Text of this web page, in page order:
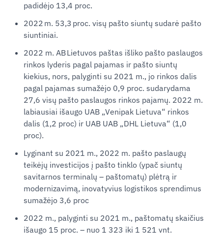
padidėjo 13,4 proc.
2022 m. 53,3 proc. visų pašto siuntų sudarė pašto
siuntiniai.
2022 m. AB Lietuvos paštas išliko pašto paslaugos
rinkos lyderis pagal pajamas ir pašto siuntų
kiekius, nors, palyginti su 2021 m., jo rinkos dalis
pagal pajamas sumažėjo 0,9 proc. sudarydama
27,6 visų pašto paslaugos rinkos pajamų. 2022 m.
labiausiai išaugo UAB „Venipak Lietuva“ rinkos
dalis (1,2 proc) ir UAB UAB „DHL Lietuva“ (1,0
proc).
Lyginant su 2021 m., 2022 m. pašto paslaugų
teikėjų investicijos į pašto tinklo (ypač siuntų
savitarnos terminalų – paštomatų) plėtrą ir
modernizavimą, inovatyvius logistikos sprendimus
sumažėjo 3,6 proc
2022 m., palyginti su 2021 m., paštomatų skaičius
išaugo 15 proc. – nuo 1 323 iki 1 521 vnt.